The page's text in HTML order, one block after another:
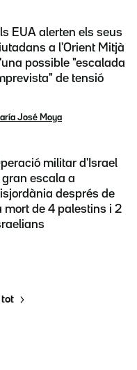
EUA alerten els seus
a l'Orient Mitjà
possible "escalada
de tensió
José Moya
militar d'Israel
gran escala a
després de
mort de 4 palestins i 2
tot